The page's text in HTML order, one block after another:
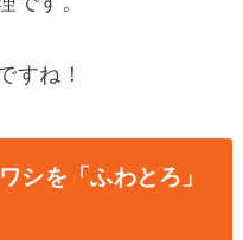
すね！
シを「ふわとろ」